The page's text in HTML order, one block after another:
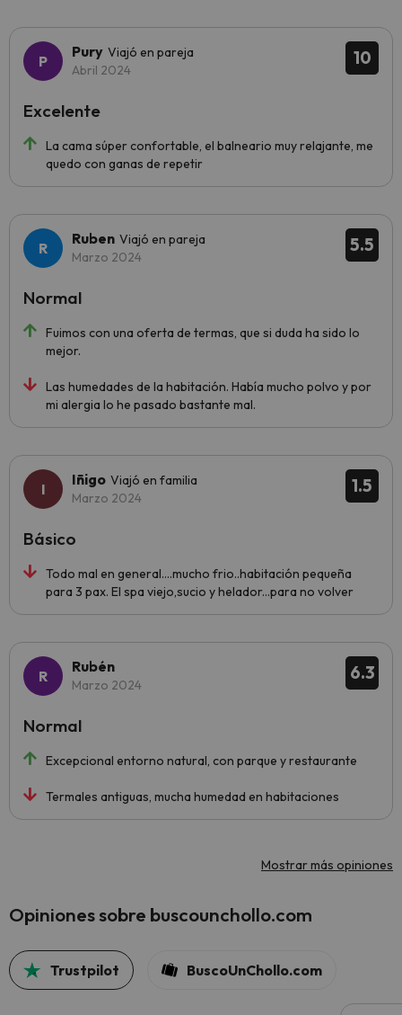
10
Pury Viajó en pareja
Abril 2024
La cama súper confortable, el balneario muy relajante, me
quedo con ganas de repetir
Excelente
5.5
Ruben Viajó en pareja
Marzo 2024
Fuimos con una oferta de termas, que si duda ha sido lo
mejor.
Las humedades de la habitación. Había mucho polvo y por
mi alergia lo he pasado bastante mal.
Normal
1.5
Iñigo Viajó en familia
Marzo 2024
Todo mal en general....mucho frio..habitación pequeña
para 3 pax. El spa viejo,sucio y helador...para no volver
Básico
6.3
Rubén
Marzo 2024
Excepcional entorno natural, con parque y restaurante
Termales antiguas, mucha humedad en habitaciones
Normal
Mostrar más opiniones
Opiniones sobre buscounchollo.com
Trustpilot BuscoUnChollo.com